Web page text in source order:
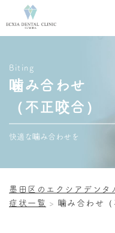
Biting
噛み合わせ
（不正咬合）
快適な噛み合わせを
墨田区のエクシアデン
症状一覧
噛み合わせ（